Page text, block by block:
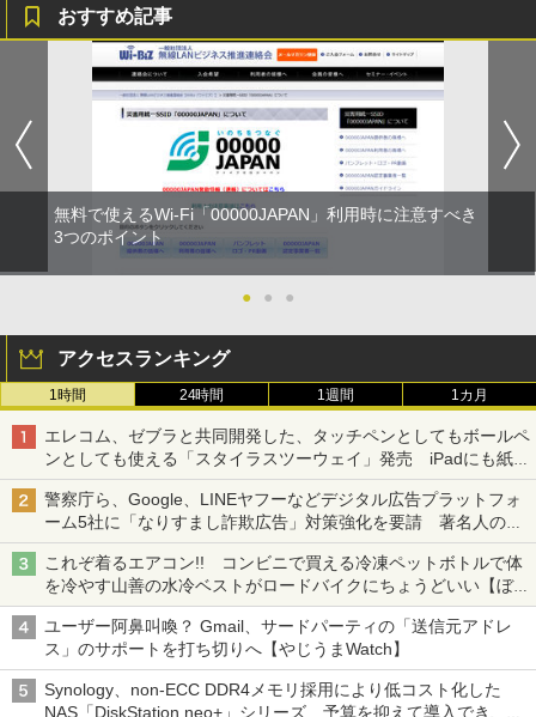
おすすめ記事
無料で使えるWi-Fi「00000JAPAN」利用時に注意すべき
3つのポイント
● ● ●
アクセスランキング
1時間 24時間 1週間 1カ月
エレコム、ゼブラと共同開発した、タッチペンとしてもボールペ
ンとしても使える「スタイラスツーウェイ」発売 iPadにも紙に
も、持ち替えずに書き込める
警察庁ら、Google、LINEヤフーなどデジタル広告プラットフォ
ーム5社に「なりすまし詐欺広告」対策強化を要請 著名人の写
真や映像を使った投資詐欺などへの対策として
これぞ着るエアコン!! コンビニで買える冷凍ペットボトルで体
を冷やす山善の水冷ベストがロードバイクにちょうどいい【ぼっ
ち・ざ・ろーど！その14】【空いた時間でなにしてる？】
ユーザー阿鼻叫喚？ Gmail、サードパーティの「送信元アドレ
ス」のサポートを打ち切りへ【やじうまWatch】
Synology、non-ECC DDR4メモリ採用により低コスト化した
NAS「DiskStation neo+」シリーズ 予算を抑えて導入でき、